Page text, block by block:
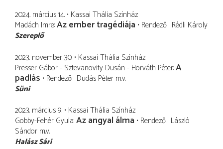
2024. március 14. Kassai Thália Színház
Madách Imre Az ember tragédiája Rendező Rédli Károly
Szereplő
2023. november 30. Kassai Thália Színház
Presser Gábor - Sztevanovity Dusán - Horváth Péter A
padlás Rendező Dudás Péter m.v.
Süni
2023. március 9. Kassai Thália Színház
Gobby-Fehér Gyula Az angyal álma Rendező László
Sándor m.v.
Halász Sári